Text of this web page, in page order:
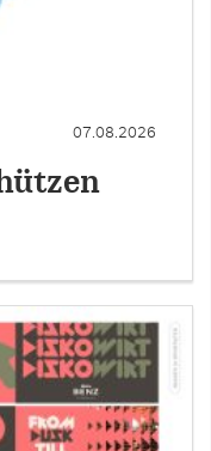
07.08.2026